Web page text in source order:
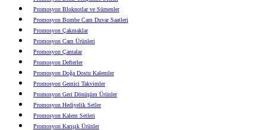
Promosyon Bloknotlar ve Sümenler
Promosyon Bombe Cam Duvar Saatleri
Promosyon Çakmaklar
Promosyon Cam Ürünleri
Promosyon Çantalar
Promosyon Defterler
Promosyon Doğa Dostu Kalemler
Promosyon Gemici Takvimler
Promosyon Geri Dönüşüm Ürünler
Promosyon Hediyelik Setler
Promosyon Kalem Setleri
Promosyon Karışık Ürünler